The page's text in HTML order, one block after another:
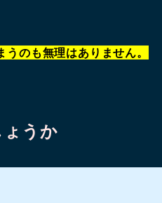
のも無理はありません。
うか